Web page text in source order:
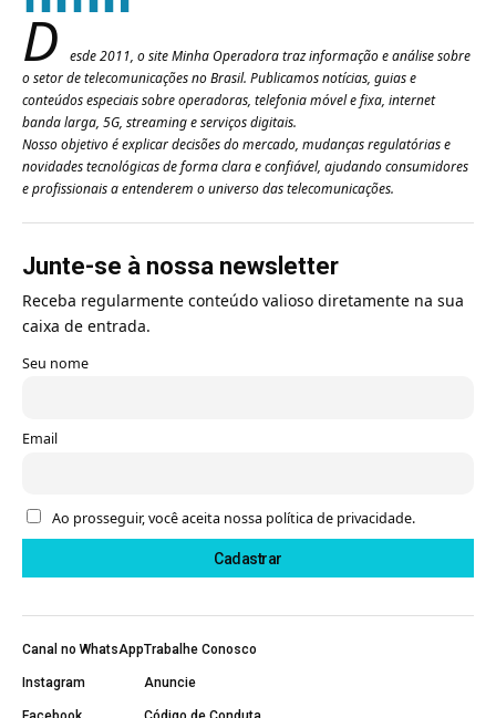
D
esde 2011, o site Minha Operadora traz informação e análise sobre
o setor de telecomunicações no Brasil. Publicamos notícias, guias e
conteúdos especiais sobre operadoras, telefonia móvel e fixa, internet
banda larga, 5G, streaming e serviços digitais.
Nosso objetivo é explicar decisões do mercado, mudanças regulatórias e
novidades tecnológicas de forma clara e confiável, ajudando consumidores
e profissionais a entenderem o universo das telecomunicações.
Junte-se à nossa newsletter
Receba regularmente conteúdo valioso diretamente na sua
caixa de entrada.
Seu nome
Email
Ao prosseguir, você aceita nossa política de privacidade.
Canal no WhatsApp
Instagram
Trabalhe Conosco
Anuncie